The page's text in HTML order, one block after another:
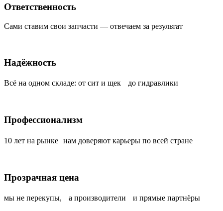
Ответственность
Сами ставим свои запчасти — отвечаем за результат
Надёжность
Всё на одном складе: от сит и щек до гидравлики
Профессионализм
10 лет на рынке нам доверяют карьеры по всей стране
Прозрачная цена
мы не перекупы, а производители и прямые партнёры